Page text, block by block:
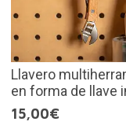
Llavero
en forma de llave
15,00€